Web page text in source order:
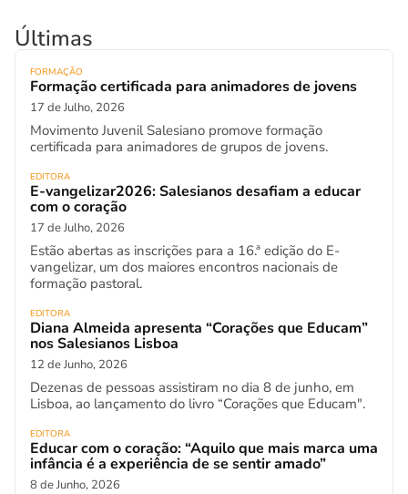
Últimas
FORMAÇÃO
Formação certificada para animadores de jovens
17 de Julho, 2026
Movimento Juvenil Salesiano promove formação
certificada para animadores de grupos de jovens.
EDITORA
E-vangelizar2026: Salesianos desafiam a educar
com o coração
17 de Julho, 2026
Estão abertas as inscrições para a 16.ª edição do E-
vangelizar, um dos maiores encontros nacionais de
formação pastoral.
EDITORA
Diana Almeida apresenta “Corações que Educam”
nos Salesianos Lisboa
12 de Junho, 2026
Dezenas de pessoas assistiram no dia 8 de junho, em
Lisboa, ao lançamento do livro “Corações que Educam".
EDITORA
Educar com o coração: “Aquilo que mais marca uma
infância é a experiência de se sentir amado”
8 de Junho, 2026